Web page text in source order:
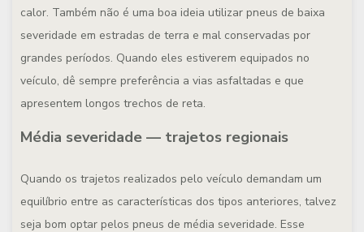
calor. Também não é uma boa ideia utilizar pneus de baixa
severidade em estradas de terra e mal conservadas por
grandes períodos. Quando eles estiverem equipados no
veículo, dê sempre preferência a vias asfaltadas e que
apresentem longos trechos de reta.
Média severidade — trajetos regionais
Quando os trajetos realizados pelo veículo demandam um
equilíbrio entre as características dos tipos anteriores, talvez
seja bom optar pelos pneus de média severidade. Esse